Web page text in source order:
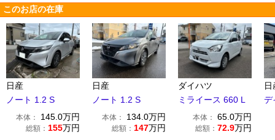
このお店の在庫
日産
ノート 1.2 S
本体： 145.0万円
総額： 155万円
日産
ノート 1.2 S
本体： 134.0万円
総額： 147万円
ダイハツ
ミライース 660 L
本体： 65.0万円
総額： 72.9万円
日
デ